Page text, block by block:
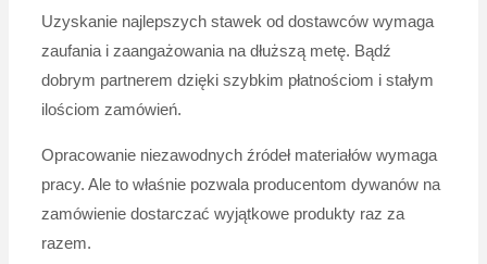
Uzyskanie najlepszych stawek od dostawców wymaga
zaufania i zaangażowania na dłuższą metę. Bądź
dobrym partnerem dzięki szybkim płatnościom i stałym
ilościom zamówień.
Opracowanie niezawodnych źródeł materiałów wymaga
pracy. Ale to właśnie pozwala producentom dywanów na
zamówienie dostarczać wyjątkowe produkty raz za
razem.